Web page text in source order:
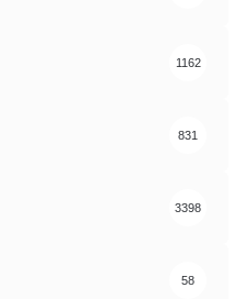
1162
831
3398
58